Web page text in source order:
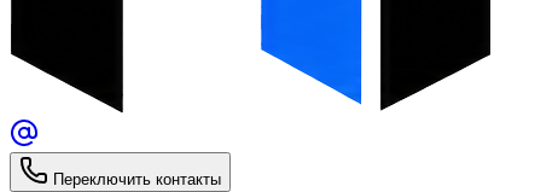
Переключить контакты